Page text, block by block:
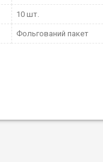
10 шт.
Фольгований пакет